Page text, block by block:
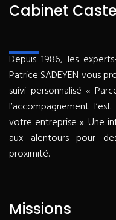
Cabinet
Depuis 1986, les
Patrice SADEYEN vous
suivi personnalisé «
l’accompagnement
votre entreprise ». Une
aux alentours pour
proximité.
Missions